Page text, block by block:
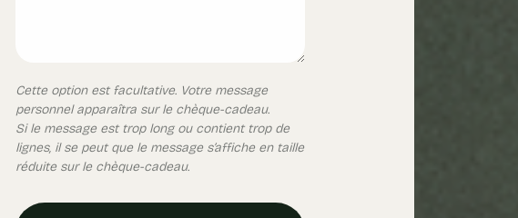
Cette option est facultative. Votre message
personnel apparaîtra sur le chèque-cadeau.
Si le message est trop long ou contient trop de
lignes, il se peut que le message s’affiche en taille
réduite sur le chèque-cadeau.